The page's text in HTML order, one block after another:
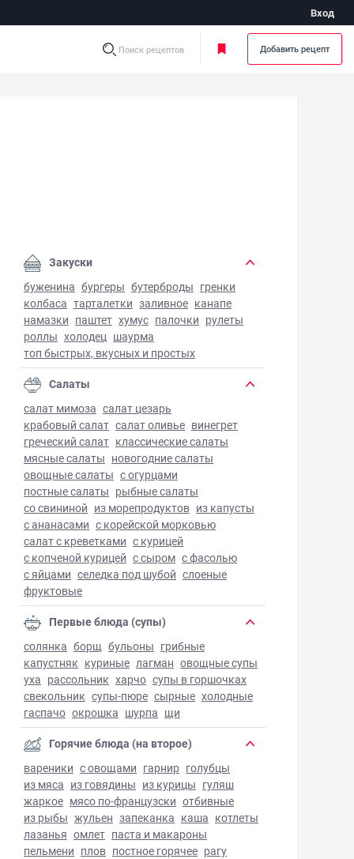
Вход
Поиск рецептов Добавить рецепт
с овощами - фото готового блюда
Закуски
буженина бургеры бутерброды гренки
колбаса тарталетки заливное канапе
намазки паштет хумус палочки рулеты
роллы холодец шаурма
топ быстрых, вкусных и простых
Салаты
салат мимоза салат цезарь
крабовый салат салат оливье винегрет
греческий салат классические салаты
мясные салаты новогодние салаты
овощные салаты с огурцами
постные салаты рыбные салаты
со свининой из морепродуктов из капусты
с ананасами с корейской морковью
салат с креветками с курицей
с копченой курицей с сыром с фасолью
с яйцами селедка под шубой слоеные
фруктовые
Первые блюда (супы)
солянка борщ бульоны грибные
капустняк куриные лагман овощные супы
уха рассольник харчо супы в горшочках
свекольник супы-пюре сырные холодные
гаспачо окрошка шурпа щи
Горячие блюда (на второе)
вареники с овощами гарнир голубцы
из мяса из говядины из курицы гуляш
жаркое мясо по-французски отбивные
из рыбы жульен запеканка каша котлеты
лазанья омлет паста и макароны
пельмени плов постное горячее рагу